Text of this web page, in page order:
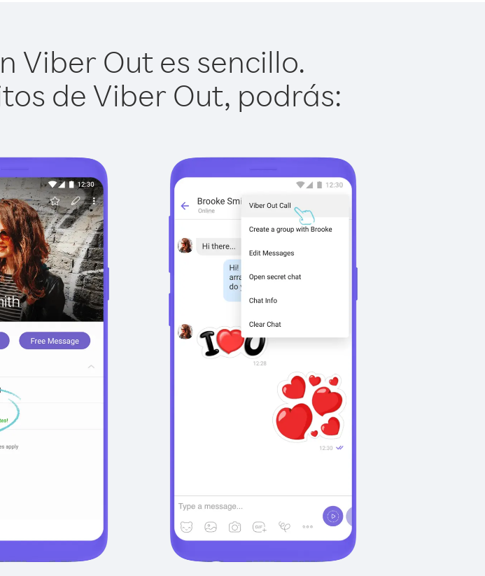
Viber Out es sencillo.
de Viber Out, podrás: